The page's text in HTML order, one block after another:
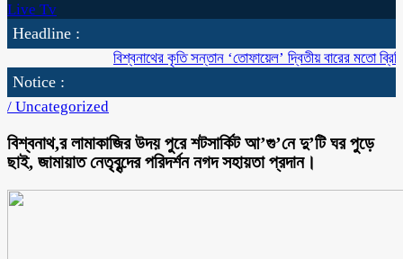
Live Tv
Headline :
বিশ্বনাথের কৃতি সন্তান ‘তোফায়েল’ দ্বিতীয় বারের মতো ব্রিটিশ
Notice :
/ Uncategorized
বিশ্বনাথ,র লামাকাজির উদয় পুরে শটসার্কিট আ’গু’নে দু’টি ঘর পুড়ে
ছাই, জামায়াত নেতৃবৃন্দের পরিদর্শন নগদ সহায়তা প্রদান।